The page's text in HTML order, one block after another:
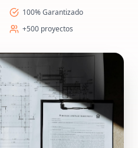
100% Garantizado
+500 proyectos